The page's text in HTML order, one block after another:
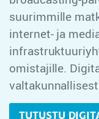
suurimmille
internet- ja
omistajille.
TUTUSTU